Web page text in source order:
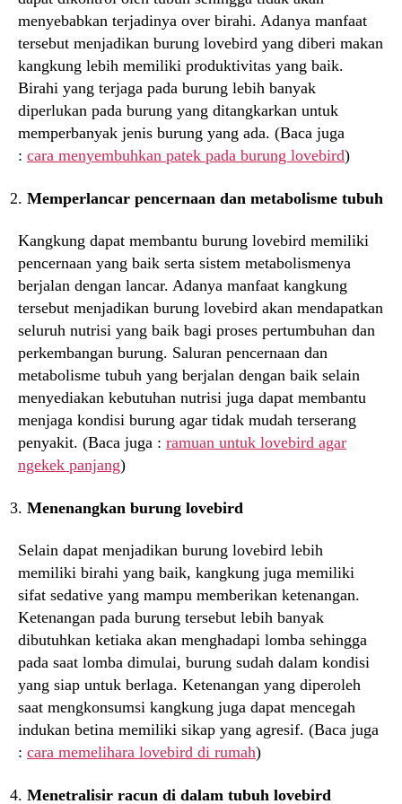
menyebabkan terjadinya over birahi. Adanya manfaat
tersebut menjadikan burung lovebird yang diberi makan
kangkung lebih memiliki produktivitas yang baik.
Birahi yang terjaga pada burung lebih banyak
diperlukan pada burung yang ditangkarkan untuk
memperbanyak jenis burung yang ada. (Baca juga
: cara menyembuhkan patek pada burung lovebird)
Memperlancar pencernaan dan metabolisme tubuh
Kangkung dapat membantu burung lovebird memiliki
pencernaan yang baik serta sistem metabolismenya
berjalan dengan lancar. Adanya manfaat kangkung
tersebut menjadikan burung lovebird akan mendapatkan
seluruh nutrisi yang baik bagi proses pertumbuhan dan
perkembangan burung. Saluran pencernaan dan
metabolisme tubuh yang berjalan dengan baik selain
menyediakan kebutuhan nutrisi juga dapat membantu
menjaga kondisi burung agar tidak mudah terserang
penyakit. (Baca juga : ramuan untuk lovebird agar
ngekek panjang)
Menenangkan burung lovebird
Selain dapat menjadikan burung lovebird lebih
memiliki birahi yang baik, kangkung juga memiliki
sifat sedative yang mampu memberikan ketenangan.
Ketenangan pada burung tersebut lebih banyak
dibutuhkan ketiaka akan menghadapi lomba sehingga
pada saat lomba dimulai, burung sudah dalam kondisi
yang siap untuk berlaga. Ketenangan yang diperoleh
saat mengkonsumsi kangkung juga dapat mencegah
indukan betina memiliki sikap yang agresif. (Baca juga
: cara memelihara lovebird di rumah)
Menetralisir racun di dalam tubuh lovebird